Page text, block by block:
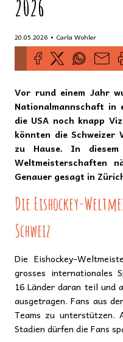
2026
20.05.2026 • Carla Wohler
Vor rund einem Jahr
Nationalmannschaft in
die USA noch knapp
könnten die Schweizer
zu Hause. In
Weltmeisterschaften
Genauer gesagt in
Die Eishockey-
Schweiz
Die Eishockey-
grosses internationales
16 Länder daran teil und
ausgetragen. Fans aus
Teams zu unterstützen.
Stadien dürfen die Fans